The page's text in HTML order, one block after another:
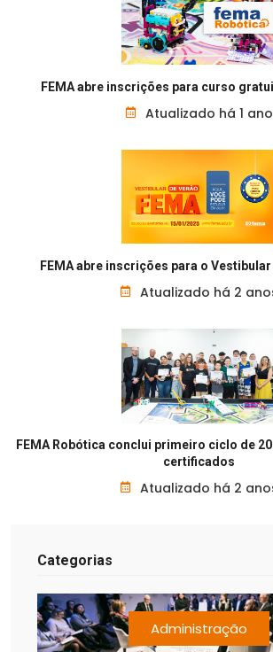
FEMA abre inscrições para curso
Atualizado há 1 ano
FEMA abre inscrições para o
Atualizado há 2
FEMA Robótica conclui primeiro ciclo de
certificados
Atualizado há 2
Categorias
Administração